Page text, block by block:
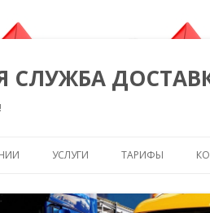
СЛУЖБА
УСЛУГИ ТАРИФЫ